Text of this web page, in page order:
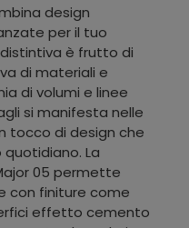
design
per il tuo
è frutto di
di materiali e
di volumi e linee
si manifesta nelle
tocco di design che
La
05 permette
con finiture come
effetto cemento